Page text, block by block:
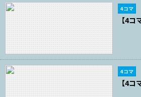
4コマ
【4コ
4コマ
【4コ